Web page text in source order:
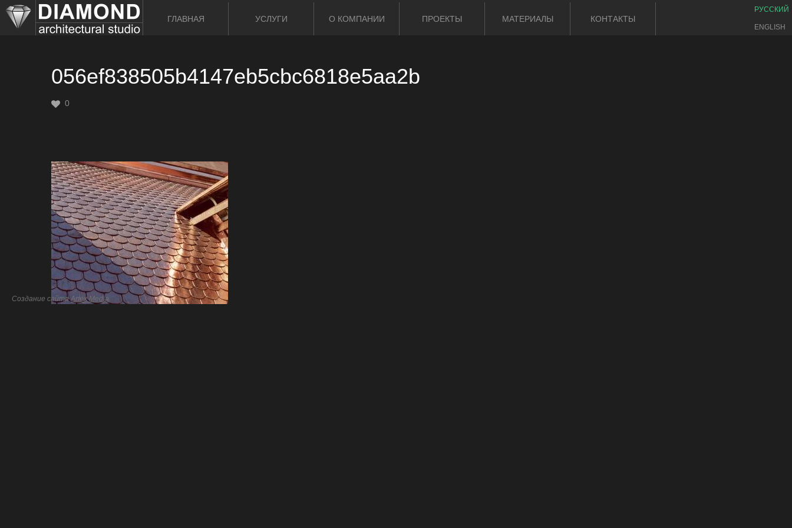
ГЛАВНАЯ УСЛУГИ О КОМПАНИИ ПРОЕКТЫ МАТЕРИАЛЫ КОНТАКТЫ
РУССКИЙ
ENGLISH
056ef838505b4147eb5cbc6818e5aa2b
0
Создание сайтаArtex Media